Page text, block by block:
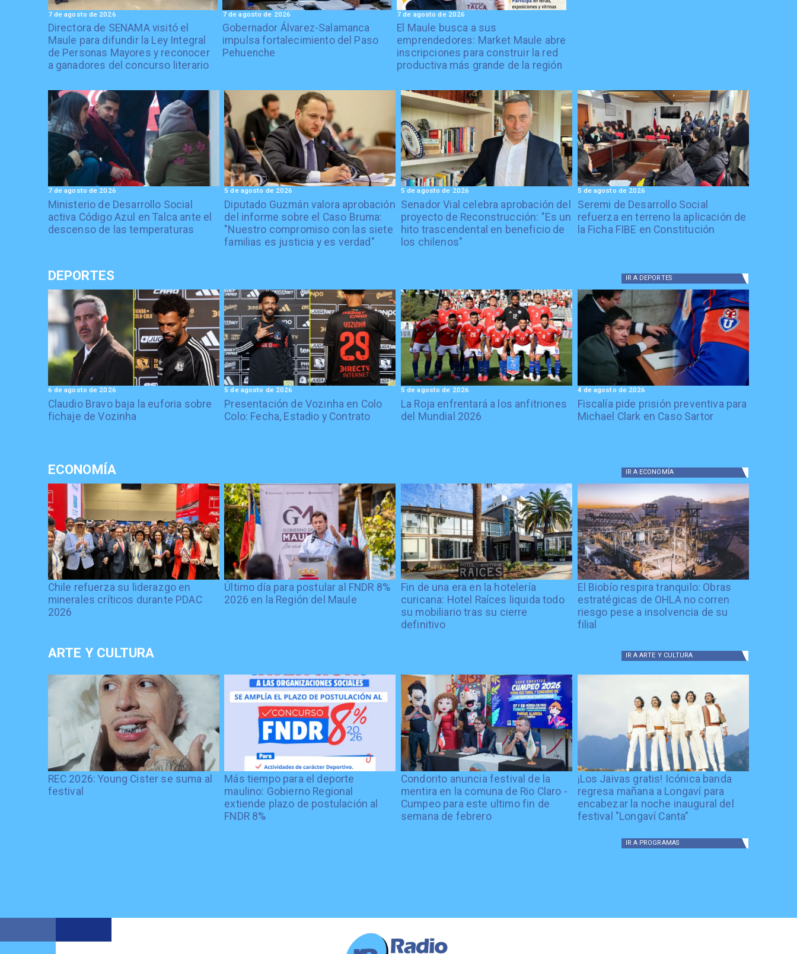
Directora de SENAMA visitó el
Maule para difundir la Ley Integral
de Personas Mayores y reconocer
a ganadores del concurso literario
7 de agosto de 2026
Gobernador Álvarez-Salamanca
impulsa fortalecimiento del Paso
Pehuenche
7 de agosto de 2026
El Maule busca a sus
emprendedores: Market Maule abre
inscripciones para construir la red
productiva más grande de la región
7 de agosto de 2026
Ministerio de Desarrollo Social
activa Código Azul en Talca ante el
descenso de las temperaturas
7 de agosto de 2026
Diputado Guzmán valora aprobación
del informe sobre el Caso Bruma:
"Nuestro compromiso con las siete
familias es justicia y es verdad"
5 de agosto de 2026
Senador Vial celebra aprobación del
proyecto de Reconstrucción: "Es un
hito trascendental en beneficio de
los chilenos"
5 de agosto de 2026
Seremi de Desarrollo Social
refuerza en terreno la aplicación de
la Ficha FIBE en Constitución
5 de agosto de 2026
DEPORTES IR A DEPORTES
Claudio Bravo baja la euforia sobre
fichaje de Vozinha
6 de agosto de 2026
Presentación de Vozinha en Colo
Colo: Fecha, Estadio y Contrato
5 de agosto de 2026
La Roja enfrentará a los anfitriones
del Mundial 2026
5 de agosto de 2026
Fiscalía pide prisión preventiva para
Michael Clark en Caso Sartor
4 de agosto de 2026
ECONOMÍA IR A ECONOMÍA
Chile refuerza su liderazgo en
minerales críticos durante PDAC
2026
Último día para postular al FNDR 8%
2026 en la Región del Maule
Fin de una era en la hotelería
curicana: Hotel Raíces liquida todo
su mobiliario tras su cierre
definitivo
El Biobío respira tranquilo: Obras
estratégicas de OHLA no corren
riesgo pese a insolvencia de su
filial
ARTE Y CULTURA IR A ARTE Y CULTURA
REC 2026: Young Cister se suma al
festival
Más tiempo para el deporte
maulino: Gobierno Regional
extiende plazo de postulación al
FNDR 8%
Condorito anuncia festival de la
mentira en la comuna de Rio Claro -
Cumpeo para este ultimo fin de
semana de febrero
¡Los Jaivas gratis! Icónica banda
regresa mañana a Longaví para
encabezar la noche inaugural del
festival "Longaví Canta"
IR A PROGRAMAS